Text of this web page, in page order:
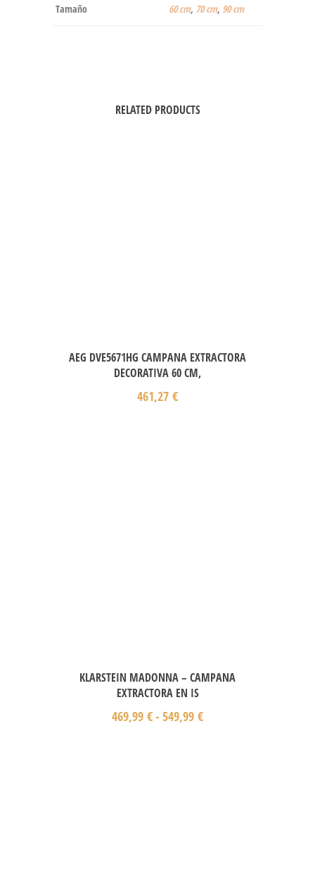
Tamaño 60 cm, 70 cm, 90 cm
RELATED PRODUCTS
AEG DVE5671HG CAMPANA EXTRACTORA
DECORATIVA 60 CM,
461,27 €
KLARSTEIN MADONNA – CAMPANA
EXTRACTORA EN IS
469,99 €- 549,99 €